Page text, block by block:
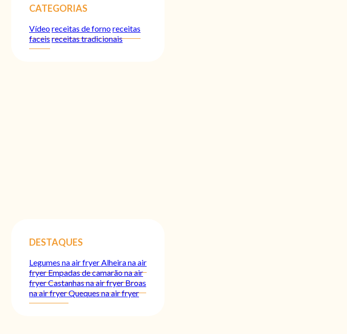
CATEGORIAS
Vídeoreceitas de fornoreceitas
faceisreceitas tradicionais
DESTAQUES
Legumes na air fryerAlheira na air
fryerEmpadas de camarão na air
fryerCastanhas na air fryerBroas
na air fryerQueques na air fryer